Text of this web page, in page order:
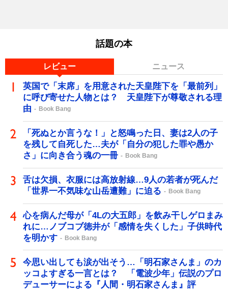
話題の本
レビュー ニュース
英国で「末席」を用意された天皇陛下を「最前列」
に呼び寄せた人物とは？ 天皇陛下が尊敬される理
由
Book Bang
「死ぬとか言うな！」と怒鳴った日、妻は2人の子
を残して自死した…夫が「自分の犯した罪や愚か
さ」に向き合う魂の一冊
Book Bang
舌は欠損、衣服には高放射線…9人の若者が死んだ
「世界一不気味な山岳遭難」に迫る
Book Bang
心を病んだ母が「4Lの大五郎」を飲み干しゲロまみ
れに…ノブコブ徳井が「感情を失くした」子供時代
を明かす
Book Bang
今思い出しても涙が出そう…「明石家さんま」のカ
ッコよすぎる一言とは？ 「電波少年」伝説のプロ
デューサーによる『人間・明石家さんま』評